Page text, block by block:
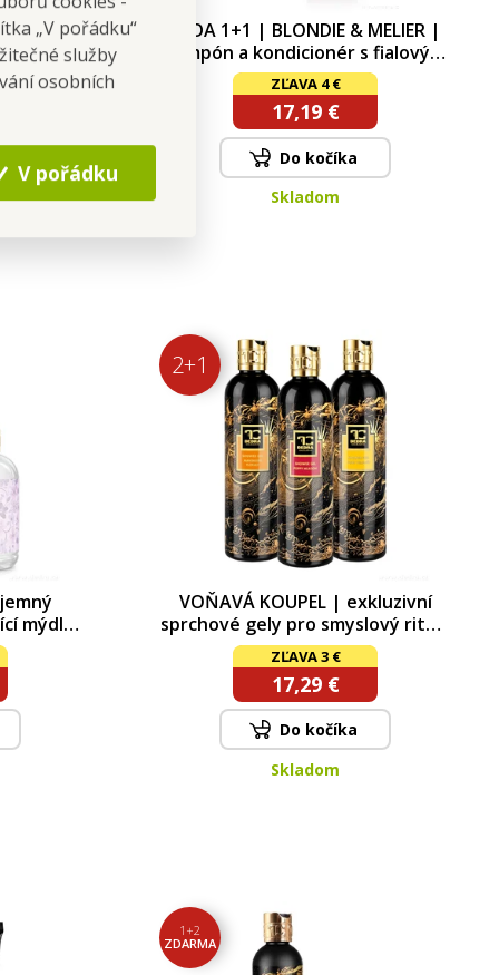
„V pořádku“
služby
osobních
V pořádku
SADA 1+1 | BLONDIE & MELIER |
šampón a kondicionér s fialovým
pigmentem pro blond a
melírované vlasy | neutralizace
žlutých tónů
ZĽAVA 4 €
17,19 €
Do kočíka
Skladom
mýdlo
2+1
VOŇAVÁ KOUPEL | exkluzivní
sprchové gely pro smyslový rituál
| MANDARINE FLORALE, POPPY
MEADOW & SAMETOVÁ HRUŠKA |
2+1
ZĽAVA 3 €
17,29 €
Do kočíka
Skladom
1+2
ZDARMA